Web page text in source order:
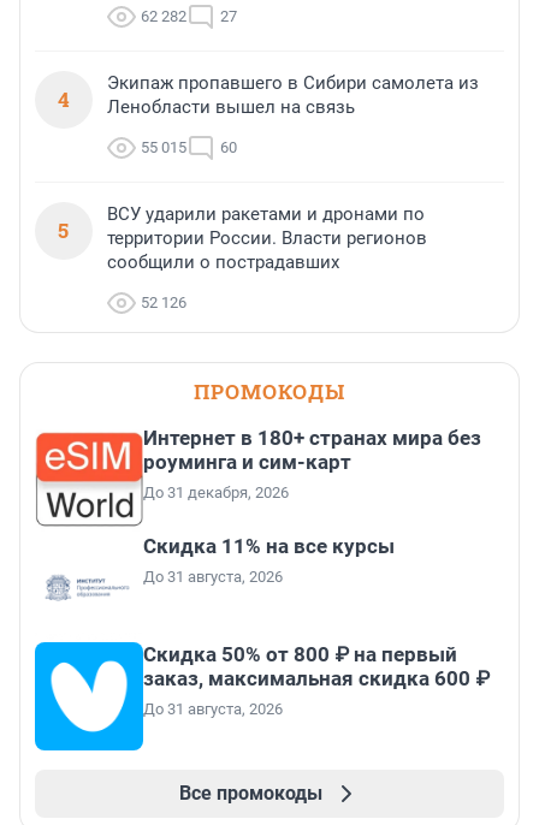
62 282 27
4
Экипаж пропавшего в Сибири самолета из
Ленобласти вышел на связь
55 015 60
5
ВСУ ударили ракетами и дронами по
территории России. Власти регионов
сообщили о пострадавших
52 126
ПРОМОКОДЫ
Интернет в 180+ странах мира без
роуминга и сим-карт
До 31 декабря, 2026
Скидка 11% на все курсы
До 31 августа, 2026
Скидка 50% от 800 ₽ на первый
заказ, максимальная скидка 600 ₽
До 31 августа, 2026
Все промокоды